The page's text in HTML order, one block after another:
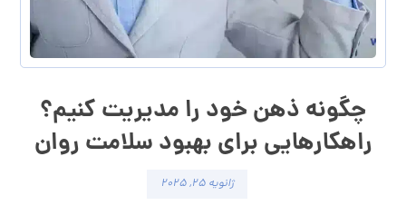
چگونه ذهن خود را مدیریت کنیم؟
راهکارهایی برای بهبود سلامت روان
ژانویه ۲۵, ۲۰۲۵